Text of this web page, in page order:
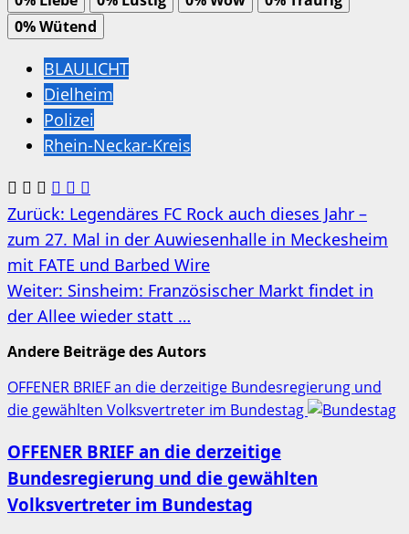
0%Wütend
BLAULICHT
Dielheim
Polizei
Rhein-Neckar-Kreis
Beitragsnavigation
Zurück: Legendäres FC Rock auch dieses Jahr –
zum 27. Mal in der Auwiesenhalle in Meckesheim
mit FATE und Barbed Wire
Weiter: Sinsheim: Französischer Markt findet in
der Allee wieder statt …
Andere Beiträge des Autors
OFFENER BRIEF an die derzeitige Bundesregierung und
die gewählten Volksvertreter im Bundestag
OFFENER BRIEF an die derzeitige
Bundesregierung und die gewählten
Volksvertreter im Bundestag